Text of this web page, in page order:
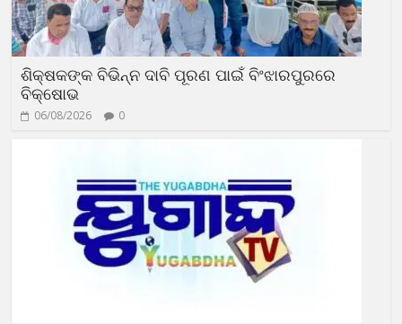
ଶିକ୍ଷକଙ୍କ ବିଭିନ୍ନ ଦାବି ପୂରଣ ପାଇଁ ବିଂଝାରପୁରରେ
ବିକ୍ଷୋଭ
06/08/2026 0